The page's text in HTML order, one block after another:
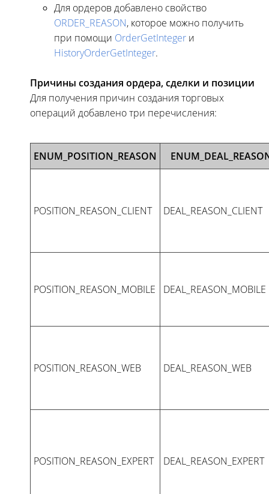
Для ордеров добавлено свойство
ORDER_REASON, которое можно получить
при помощи OrderGetInteger и
HistoryOrderGetInteger.
Причины создания ордера, сделки и позиции
Для получения причин создания торговых
операций добавлено три перечисления:
ENUM_POSITION_REASON
POSITION_REASON_CLIENT DEAL_REASON_CLIENT
POSITION_REASON_MOBILE DEAL_REASON_MOBILE
POSITION_REASON_WEB DEAL_REASON_WEB
POSITION_REASON_EXPERT DEAL_REASON_EXPERT